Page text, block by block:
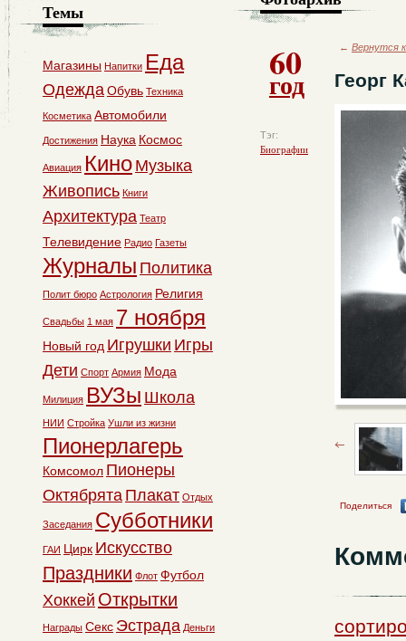
60
год
Тэг:
Биографии
← Вернутся
Георг
Поделиться
Темы
Магазины Напитки Еда
ОдеждаОбувь Техника
Косметика Автомобили
Достижения Наука Космос
Авиация Кино Музыка
Живопись Книги
Архитектура Театр
Телевидение Радио Газеты
Журналы Политика
Полит бюро Астрология Религия
Свадьбы 1 мая 7 ноября
Новый год Игрушки Игры
Дети Спорт Армия Мода
Милиция ВУЗы Школа
НИИ Стройка Ушли из жизни
Пионерлагерь
Комсомол Пионеры
Октябрята Плакат Отдых
Заседания Субботники
ГАИ Цирк Искусство
Праздники Флот Футбол
Хоккей Открытки
Награды Секс Эстрада Деньги